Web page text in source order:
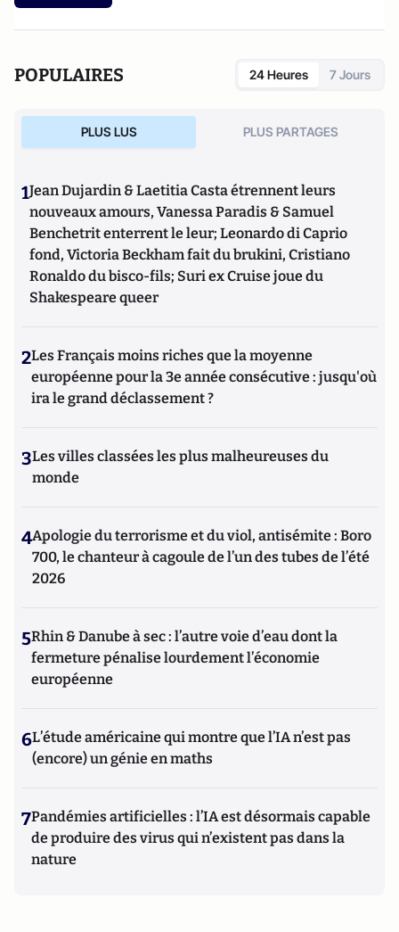
POPULAIRES 24 Heures 7 Jours
PLUS LUS PLUS PARTAGES
1Jean Dujardin & Laetitia Casta étrennent leurs
nouveaux amours, Vanessa Paradis & Samuel
Benchetrit enterrent le leur; Leonardo di Caprio
fond, Victoria Beckham fait du brukini, Cristiano
Ronaldo du bisco-fils; Suri ex Cruise joue du
Shakespeare queer
2Les Français moins riches que la moyenne
européenne pour la 3e année consécutive : jusqu'où
ira le grand déclassement ?
3Les villes classées les plus malheureuses du
monde
4Apologie du terrorisme et du viol, antisémite : Boro
700, le chanteur à cagoule de l’un des tubes de l’été
2026
5Rhin & Danube à sec : l’autre voie d’eau dont la
fermeture pénalise lourdement l’économie
européenne
6L’étude américaine qui montre que l’IA n’est pas
(encore) un génie en maths
7Pandémies artificielles : l’IA est désormais capable
de produire des virus qui n’existent pas dans la
nature